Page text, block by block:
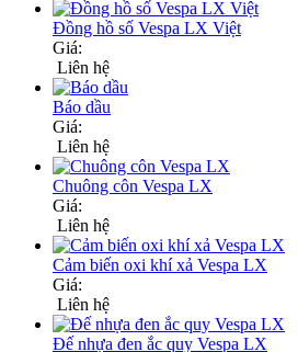
Đồng hồ số Vespa LX Việt
Giá:
Liên hệ
Báo dầu
Giá:
Liên hệ
Chuông côn Vespa LX
Giá:
Liên hệ
Cảm biến oxi khí xả Vespa LX
Giá:
Liên hệ
Đế nhựa đen ắc quy Vespa LX